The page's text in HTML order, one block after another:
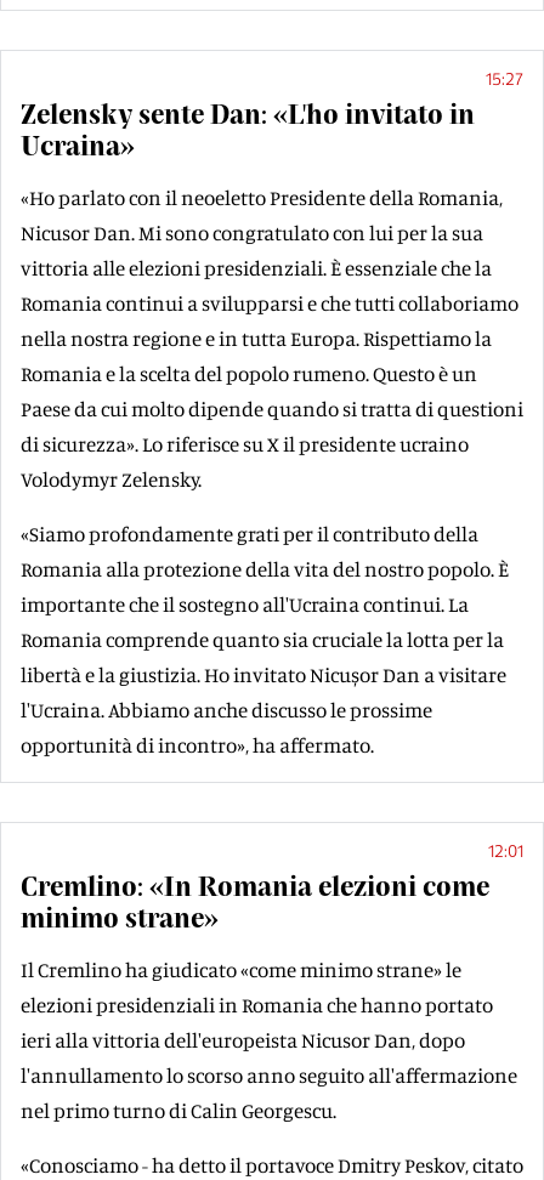
15:27
Zelensky sente Dan: «L'ho invitato in
Ucraina»
«Ho parlato con il neoeletto Presidente della Romania,
Nicusor Dan. Mi sono congratulato con lui per la sua
vittoria alle elezioni presidenziali. È essenziale che la
Romania continui a svilupparsi e che tutti collaboriamo
nella nostra regione e in tutta Europa. Rispettiamo la
Romania e la scelta del popolo rumeno. Questo è un
Paese da cui molto dipende quando si tratta di questioni
di sicurezza». Lo riferisce su X il presidente ucraino
Volodymyr Zelensky.
«Siamo profondamente grati per il contributo della
Romania alla protezione della vita del nostro popolo. È
importante che il sostegno all'Ucraina continui. La
Romania comprende quanto sia cruciale la lotta per la
libertà e la giustizia. Ho invitato Nicușor Dan a visitare
l'Ucraina. Abbiamo anche discusso le prossime
opportunità di incontro», ha affermato.
12:01
Cremlino: «In Romania elezioni come
minimo strane»
Il Cremlino ha giudicato «come minimo strane» le
elezioni presidenziali in Romania che hanno portato
ieri alla vittoria dell'europeista Nicusor Dan, dopo
l'annullamento lo scorso anno seguito all'affermazione
nel primo turno di Calin Georgescu.
«Conosciamo - ha detto il portavoce Dmitry Peskov, citato